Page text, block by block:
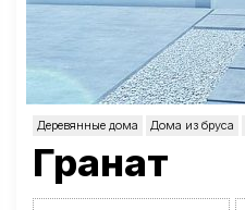
Деревянные дома Дома из бруса
Гранат